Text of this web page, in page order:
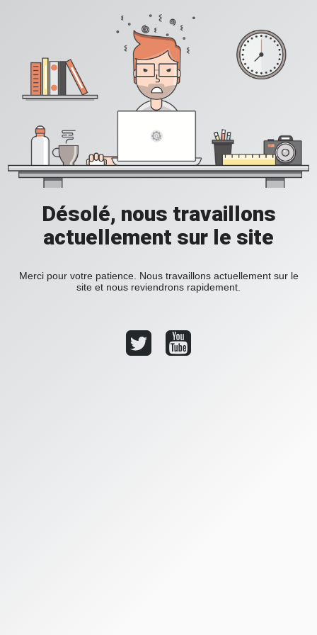
Désolé, nous travaillons
actuellement sur le site
Merci pour votre patience. Nous travaillons actuellement sur le
site et nous reviendrons rapidement.